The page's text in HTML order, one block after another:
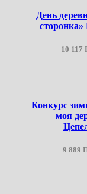
День
10 117
Конкурс
моя
9 889